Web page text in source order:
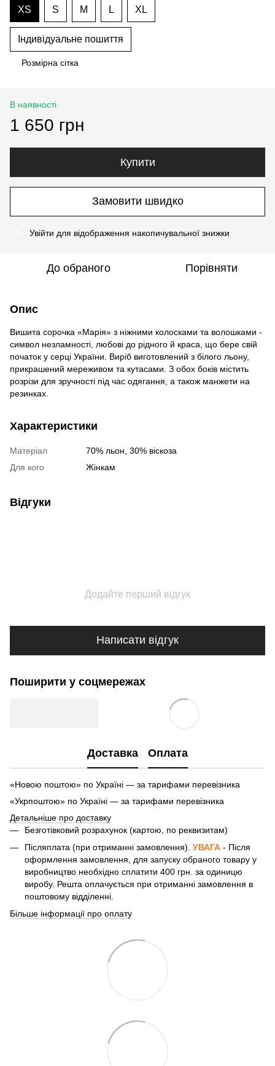
XS S M L XL
Індивідуальне пошиття
Розмірна сітка
В наявності
1 650 грн
Купити
Замовити швидко
Увійти для відображення накопичувальної знижки
До обраного Порівняти
Опис
Вишита сорочка «Марія» з ніжними колосками та волошками -
символ незламності, любові до рідного й краса, що бере свій
початок у серці України. Виріб виготовлений з білого льону,
прикрашений мереживом та кутасами. З обох боків містить
розрізи для зручності під час одягання, а також манжети на
резинках.
Характеристики
Матеріал
70% льон, 30% віскоза
Для кого
Жінкам
Відгуки
Додайте перший відгук
Написати відгук
Поширити у соцмережах
Доставка Оплата
«Новою поштою» по Україні — за тарифами перевізника
«Укрпоштою» по Україні — за тарифами перевізника
Детальніше про доставку
Безготівковий розрахунок (картою, по реквизитам)
Післяплата (при отриманні замовлення). УВАГА - Після
оформлення замовлення, для запуску обраного товару у
виробництво необхідно сплатити 400 грн. за одиницю
виробу. Решта оплачується при отриманні замовлення в
поштовому відділенні.
Більше інформації про оплату